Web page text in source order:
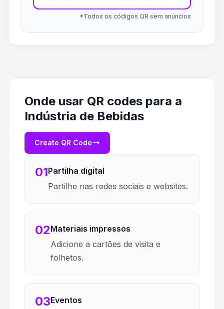
*Todos os códigos QR sem anúncios
Onde usar QR codes para a
Indústria de Bebidas
Create QR Code
01Partilha digital
Partilhe nas redes sociais e websites.
02Materiais impressos
Adicione a cartões de visita e
folhetos.
03Eventos